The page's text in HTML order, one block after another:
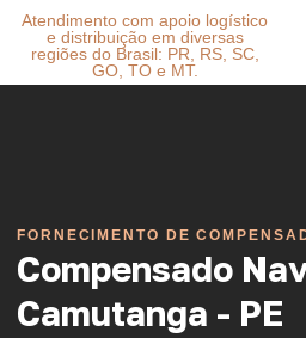
Atendimento com apoio logístico
e distribuição em diversas
regiões do Brasil: PR, RS, SC,
GO, TO e MT.
FORNECIMENTO DE
Compensado
Camutanga - PE